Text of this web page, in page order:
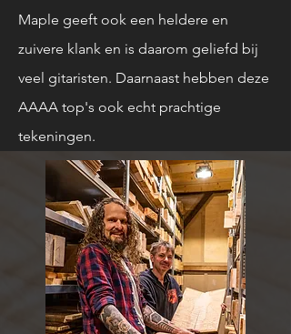
Maple geeft ook een heldere en
zuivere klank en is daarom geliefd bij
veel gitaristen. Daarnaast hebben deze
AAAA top's ook echt prachtige
tekeningen.